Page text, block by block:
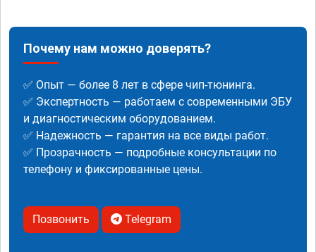
Почему нам можно доверять?
✅ Опыт — более 8 лет в сфере чип-тюнинга.
✅ Экспертность — работаем с современными ЭБУ
и диагностическим оборудованием.
✅ Надежность — гарантия на все виды работ.
✅ Прозрачность — подробные консультации по
телефону и фиксированные цены.
Позвонить Telegram